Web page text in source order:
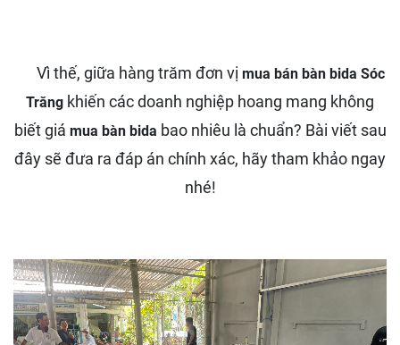
Vì thế, giữa hàng trăm đơn vị mua bán bàn bida Sóc
Trăng khiến các doanh nghiệp hoang mang không
biết giá mua bàn bida bao nhiêu là chuẩn? Bài viết sau
đây sẽ đưa ra đáp án chính xác, hãy tham khảo ngay
nhé!